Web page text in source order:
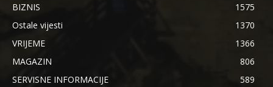
BIZNIS
1575
Ostale vijesti
1370
VRIJEME
1366
MAGAZIN
806
SERVISNE INFORMACIJE
589